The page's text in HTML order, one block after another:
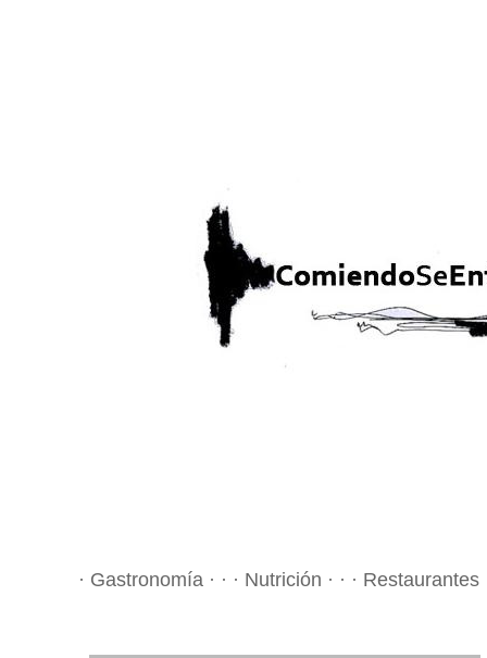
· Gastronomía · · · Nutrición · · ·